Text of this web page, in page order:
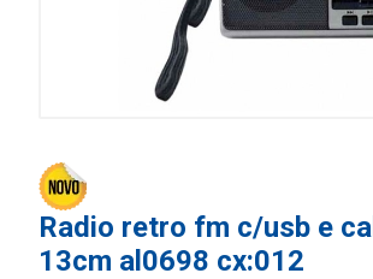
Radio retro fm c/usb e
13cm al0698 cx:012